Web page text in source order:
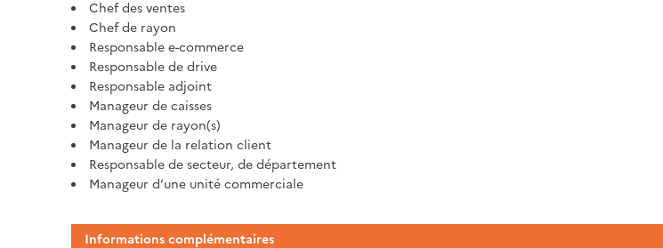
Chef des ventes
Chef de rayon
Responsable e-commerce
Responsable de drive
Responsable adjoint
Manageur de caisses
Manageur de rayon(s)
Manageur de la relation client
Responsable de secteur, de département
Manageur d’une unité commerciale
Informations complémentaires